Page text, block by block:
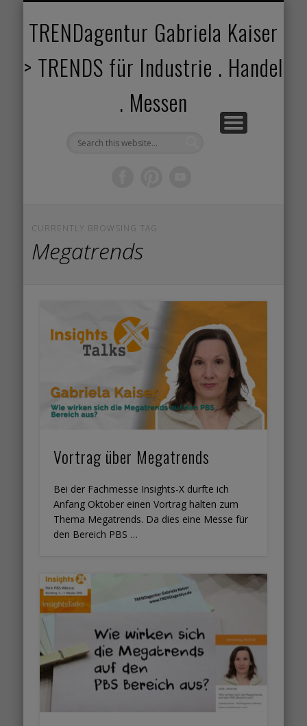
TRENDagentur Gabriela Kaiser
> TRENDS für Industrie . Handel
. Messen
CURRENTLY BROWSING TAG
Megatrends
Vortrag über Megatrends
Bei der Fachmesse Insights-X durfte ich
Anfang Oktober einen Vortrag halten zum
Thema Megatrends. Da dies eine Messe für
den Bereich PBS …